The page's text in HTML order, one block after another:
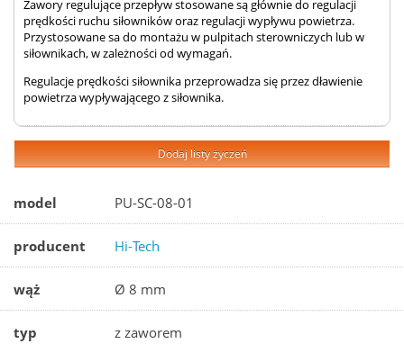
Zawory regulujące przepływ stosowane są głównie do regulacji
prędkości ruchu siłowników oraz regulacji wypływu powietrza.
Przystosowane sa do montażu w pulpitach sterowniczych lub w
siłownikach, w zależności od wymagań.
Regulacje prędkości siłownika przeprowadza się przez dławienie
powietrza wypływającego z siłownika.
Dodaj listy życzeń
model PU-SC-08-01
producent Hi-Tech
wąż Ø 8 mm
typ z zaworem